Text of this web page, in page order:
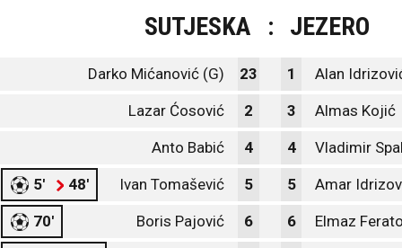
SUTJESKA : JEZERO
Darko Mićanović (G) 23 1 Alan
Lazar Ćosović 2 3 Almas Kojić
Anto Babić 4 4 Vladimir
5' 48' Ivan Tomašević 5 5 Amar
70' Boris Pajović 6 6 Elmaz